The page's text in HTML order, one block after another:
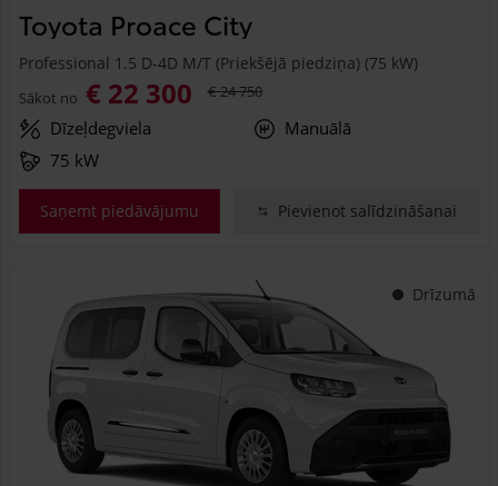
Toyota Proace City
Professional 1.5 D-4D M/T (Priekšējā piedziņa) (75 kW)
Sākot no € 22 300 € 24 750
Dīzeļdegviela
Manuālā
75 kW
Saņemt piedāvājumu Pievienot salīdzināšanai
Drīzumā